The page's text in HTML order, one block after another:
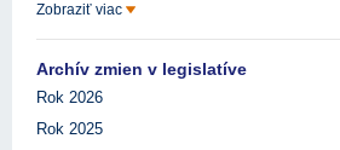
Zobraziť viac
Archív zmien v legislatíve
Rok 2026
Rok 2025